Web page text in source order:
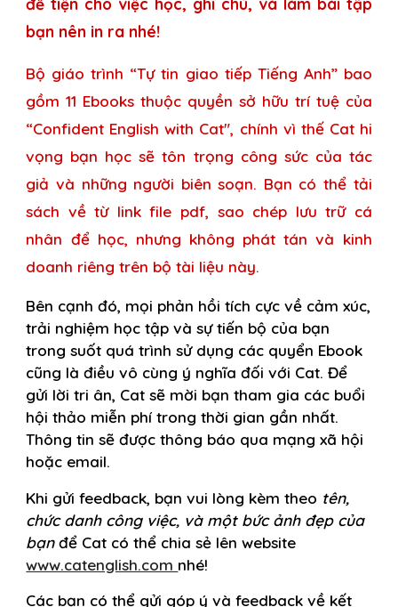
để tiện cho việc học, ghi chú, và làm bài tập
bạn nên in ra nhé!
Bộ giáo trình “Tự tin giao tiếp Tiếng Anh” bao
gồm 11 Ebooks thuộc quyền sở hữu trí tuệ của
“Confident English with Cat", chính vì thế Cat hi
vọng bạn học sẽ tôn trọng công sức của tác
giả và những người biên soạn. Bạn có thể tải
sách về từ link file pdf, sao chép lưu trữ cá
nhân để học, nhưng không phát tán và kinh
doanh riêng trên bộ tài liệu này.
Bên cạnh đó, mọi phản hồi tích cực về cảm xúc,
trải nghiệm học tập và sự tiến bộ của bạn
trong suốt quá trình sử dụng các quyển Ebook
cũng là điều vô cùng ý nghĩa đối với Cat. Để
gửi lời tri ân, Cat sẽ mời bạn tham gia các buổi
hội thảo miễn phí trong thời gian gần nhất.
Thông tin sẽ được thông báo qua mạng xã hội
hoặc email.
Khi gửi feedback, bạn vui lòng kèm theo tên,
chức danh công việc, và một bức ảnh đẹp của
bạnđể Cat có thể chia sẻ lên website
www.catenglish.com nhé!
Các bạn có thể gửi góp ý và feedback về kết